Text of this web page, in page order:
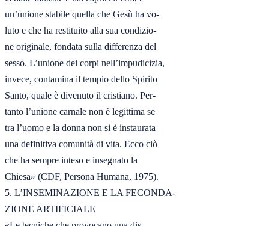
un’unione stabile quella che Gesù ha vo-
luto e che ha restituito alla sua condizio-
ne originale, fondata sulla differenza del
sesso. L’unione dei corpi nell’impudicizia,
invece, contamina il tempio dello Spirito
Santo, quale è divenuto il cristiano. Per-
tanto l’unione carnale non è legittima se
tra l’uomo e la donna non si è instaurata
una definitiva comunità di vita. Ecco ciò
che ha sempre inteso e insegnato la
Chiesa» (CDF, Persona Humana, 1975).
5. L’INSEMINAZIONE E LA FECONDA-
ZIONE ARTIFICIALE